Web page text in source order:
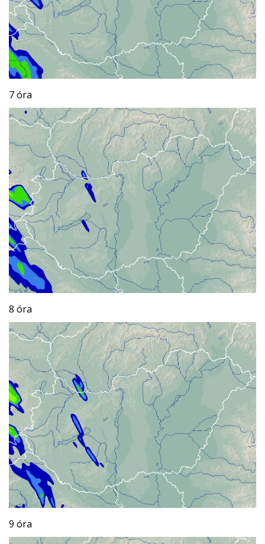
7 óra
8 óra
9 óra